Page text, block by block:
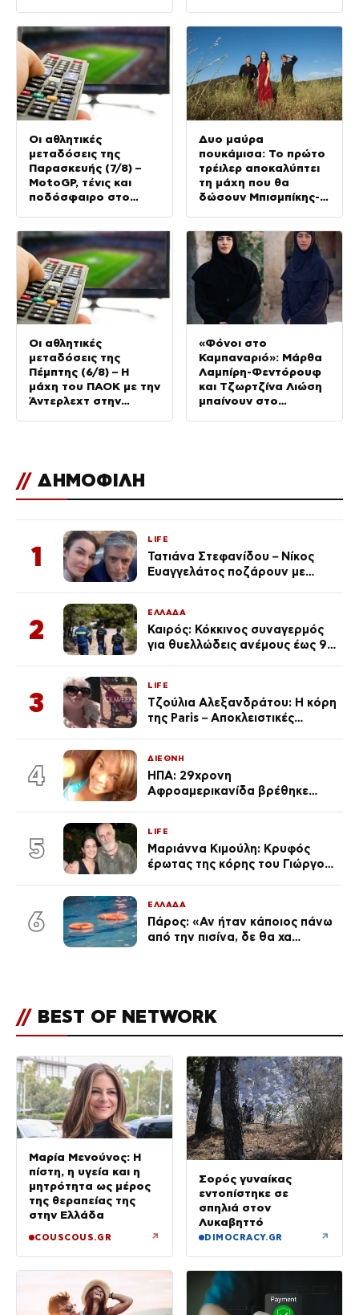
Οι αθλητικές
μεταδόσεις της
Παρασκευής (7/8) –
MotoGP, τένις και
ποδόσφαιρο στο
Δυο μαύρα
πουκάμισα: Το πρώτο
τρέιλερ αποκαλύπτει
τη μάχη που θα
δώσουν Μπισμπίκης-
Οι αθλητικές
μεταδόσεις της
Πέμπτης (6/8) – Η
μάχη του ΠΑΟΚ με την
Άντερλεχτ στην
«Φόνοι στο
Καμπαναριό»: Μάρθα
Λαμπίρη-Φεντόρουφ
και Τζωρτζίνα Λιώση
μπαίνουν στο
// ΔΗΜΟΦΙΛΗ
1
LIFE
Τατιάνα Στεφανίδου – Νίκος
Ευαγγελάτος ποζάρουν με
2
ΕΛΛΑΔΑ
Καιρός: Κόκκινος συναγερμός
για θυελλώδεις ανέμους έως 9
3
LIFE
Τζούλια Αλεξανδράτου: Η κόρη
της Paris – Αποκλειστικές
4
ΔΙΕΘΝΗ
ΗΠΑ: 29χρονη
Αφροαμερικανίδα βρέθηκε
5
LIFE
Μαριάννα Κιμούλη: Κρυφός
έρωτας της κόρης του Γιώργου,
6
ΕΛΛΑΔΑ
Πάρος: «Αν ήταν κάποιος πάνω
από την πισίνα, δε θα χα
beach bar
// BEST OF NETWORK
Μαρία Μενούνος: Η
πίστη, η υγεία και η
μητρότητα ως μέρος
της θεραπείας της
στην Ελλάδα
COUSCOUS.GR ↗
Σορός γυναίκας
εντοπίστηκε σε
σπηλιά στον
Λυκαβηττό
DIMOCRACY.GR ↗